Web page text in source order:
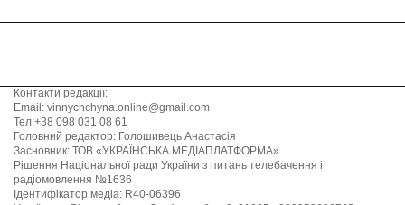
Контакти редакції:
Email: vinnychchyna.online@gmail.com
Тел:+38 098 031 08 61
Головний редактор: Голошивець Анастасія
Засновник: ТОВ «УКРАЇНСЬКА МЕДІАПЛАТФОРМА»
Рішення Національної ради України з питань телебачення і
радіомовлення №1636
Ідентифікатор медіа: R40-06396